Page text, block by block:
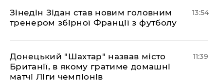
​Зінедін Зідан став новим головним
тренером збірної Франції з футболу
13:54
Донецький "Шахтар" назвав місто
Британії, в якому гратиме домашні
матчі Ліги чемпіонів
11:39